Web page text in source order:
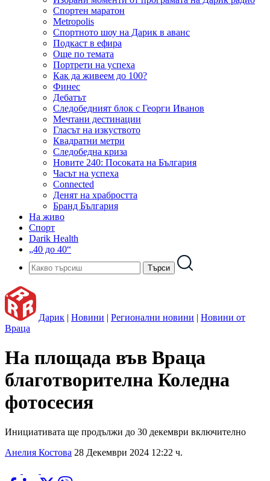
Спортен маратон
Metropolis
Спортното шоу на Дарик в аванс
Подкаст в ефира
Още по темата
Портрети на успеха
Как да живеем до 100?
Финес
Дебатът
Следобедният блок с Георги Иванов
Мечтани дестинации
Гласът на изкуството
Квадратни метри
Следобедна криза
Новите 240: Посоката на България
Часът на успеха
Connected
Денят на храбростта
Бранд България
На живо
Спорт
Darik Health
„40 до 40“
Дарик | Новини | Регионални новини | Новини от
Враца
На площада във Враца
благотворителна Коледна
фотосесия
Инициативата ще продължи до 30 декември включително
Анелия Костова 28 Декември 2024 12:22 ч.